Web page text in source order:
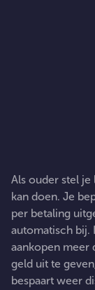
Als ouder stel
kan doen. Je
per betaling
automatisch bij.
aankopen meer
geld uit te
bespaart weer